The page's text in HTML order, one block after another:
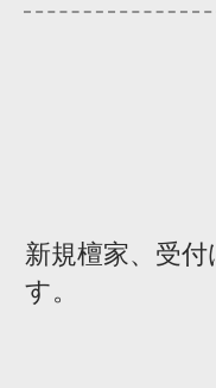
新規檀家、受
す。